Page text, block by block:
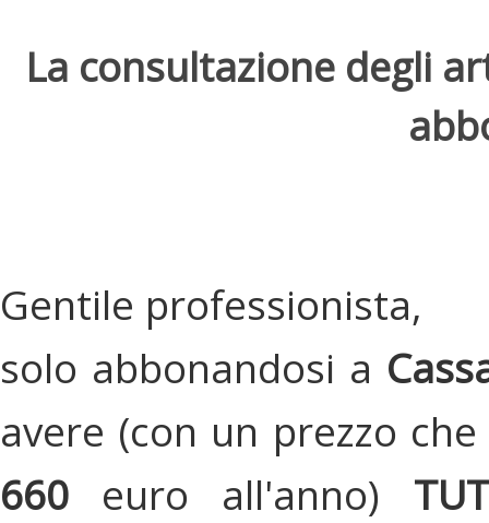
La consultazione degli
Gentile professionista,
solo abbonandosi a
avere (con un prezzo
660 euro all'anno)